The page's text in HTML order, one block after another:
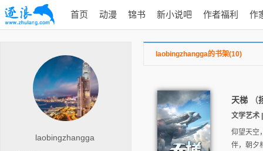
首页 动漫 锦书 新小说吧 作者福利 作
laobingzhangga
laobingzhangga的书架(10)
天梯 （
文学艺术
仰望天空
伴，朝夕